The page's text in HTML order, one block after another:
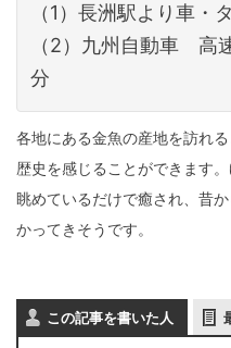
（1）長洲駅より車・
（2）九州自動車 高
分
各地にある金魚の産地を訪れ
歴史を感じることができます
眺めているだけで癒され、昔
かってきそうです。
この記事を書いた人